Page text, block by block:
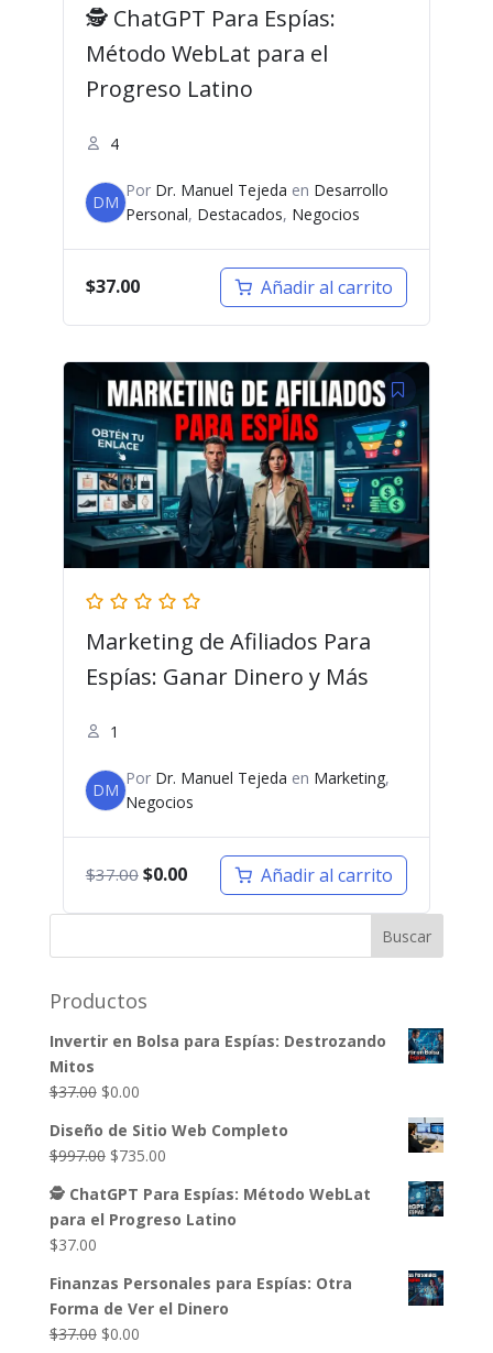
🕵️ ChatGPT Para Espías:
Método WebLat para el
Progreso Latino
4
DM
Por Dr. Manuel Tejeda en Desarrollo
Personal, Destacados, Negocios
$37.00 Añadir al carrito
Marketing de Afiliados Para
Espías: Ganar Dinero y Más
1
DM
Por Dr. Manuel Tejeda en Marketing,
Negocios
$37.00 El
era:
$0.00El
precio
es:
Añadir al carrito
Productos
Invertir en Bolsa para Espías: Destrozando
Mitos
$37.00 El
original
era:
$37.00.
$0.00El
actual
es:
$0.00.
Diseño de Sitio Web Completo
$997.00 El
original
era:
$735.00El
actual
es:
🕵️ ChatGPT Para Espías: Método WebLat
para el Progreso Latino
$37.00
Finanzas Personales para Espías: Otra
Forma de Ver el Dinero
$37.00 El
$0.00El